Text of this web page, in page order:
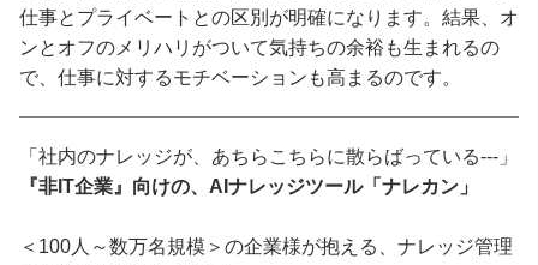
仕事とプライベートとの区別が明確になります。結果、オ
ンとオフのメリハリがついて気持ちの余裕も生まれるの
で、仕事に対するモチベーションも高まるのです。
「社内のナレッジが、あちらこちらに散らばっている---」
『非IT企業』向けの、AIナレッジツール「ナレカン」
＜100人～数万名規模＞の企業様が抱える、ナレッジ管理